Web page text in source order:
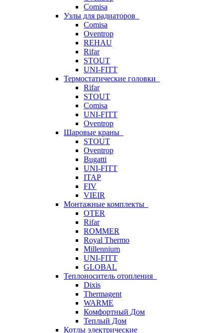
Comisa
Узлы для радиаторов
Comisa
Oventrop
REHAU
Rifar
STOUT
UNI-FITT
Термостатические головки
Rifar
STOUT
Comisa
UNI-FITT
Oventrop
Шаровые краны
STOUT
Oventrop
Bugatti
UNI-FITT
ITAP
FIV
VIEIR
Монтажные комплекты
OTER
Rifar
ROMMER
Royal Thermo
Millennium
UNI-FITT
GLOBAL
Теплоноситель отопления
Dixis
Thermagent
WARME
Комфортный Дом
Теплый Дом
Котлы электрические